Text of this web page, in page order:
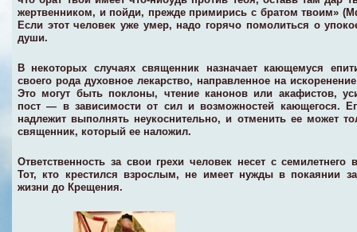
жертвенником, и пойди, прежде примирись с братом твоим»
Если этот человек уже умер, надо горячо помолиться о
души.
В некоторых случаях священник назначает кающемуся
своего рода духовное лекарство, направленное на
Это могут быть поклоны, чтение канонов или акафистов,
пост — в зависимости от сил и возможностей кающегося.
надлежит выполнять неукоснительно, и отменить ее может
священник, который ее наложил.
Ответственноcть за свои грехи человек несет с семилетнего
Тот, кто крестился взрослым, не имеет нужды в покаянии
жизни до Крещения.